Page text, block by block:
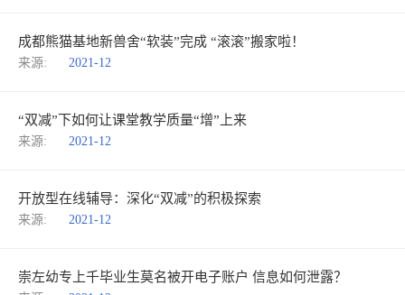
成都熊猫基地新兽舍“软装”完成 “滚滚”搬家啦！
来源: 2021-12
“双减”下如何让课堂教学质量“增”上来
来源: 2021-12
开放型在线辅导：深化“双减”的积极探索
来源: 2021-12
崇左幼专上千毕业生莫名被开电子账户 信息如何泄露？